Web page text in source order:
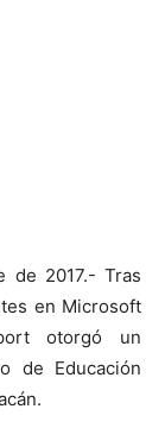
de 2017.- Tras
en Microsoft
otorgó un
de Educación